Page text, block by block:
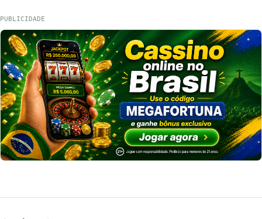
PUBLICIDADE